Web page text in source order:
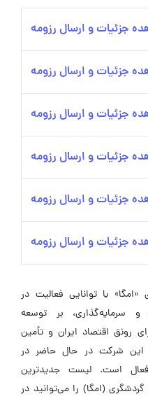
جزئیات و ارسال رزومه
جزئیات و ارسال رزومه
جزئیات و ارسال رزومه
جزئیات و ارسال رزومه
جزئیات و ارسال رزومه
جزئیات و ارسال رزومه
با توانایی فعالیت در
سرمایه‌گذاری، بر توسعه
رونق اقتصاد ایران و تأمین
این شرکت در حال حاضر در
است. لیست جدیدترین
(امگا) را می‌توانید در